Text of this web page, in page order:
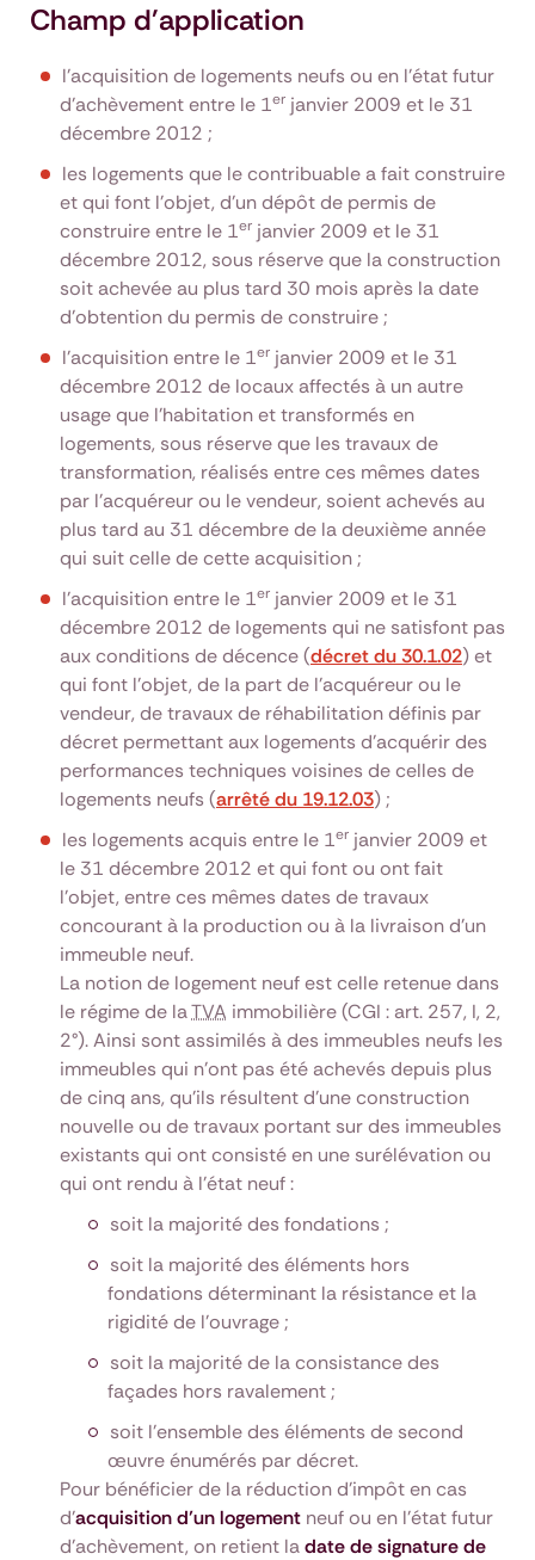
Champ d'application
l'acquisition de logements neufs ou en l’état futur
d’achèvement entre le 1er janvier 2009 et le 31
décembre 2012 ;
les logements que le contribuable a fait construire
et qui font l'objet, d'un dépôt de permis de
construire entre le 1er janvier 2009 et le 31
décembre 2012, sous réserve que la construction
soit achevée au plus tard 30 mois après la date
d'obtention du permis de construire ;
l'acquisition entre le 1er janvier 2009 et le 31
décembre 2012 de locaux affectés à un autre
usage que l'habitation et transformés en
logements, sous réserve que les travaux de
transformation, réalisés entre ces mêmes dates
par l'acquéreur ou le vendeur, soient achevés au
plus tard au 31 décembre de la deuxième année
qui suit celle de cette acquisition ;
l'acquisition entre le 1er janvier 2009 et le 31
décembre 2012 de logements qui ne satisfont pas
aux conditions de décence (décret du 30.1.02) et
qui font l'objet, de la part de l'acquéreur ou le
vendeur, de travaux de réhabilitation définis par
décret permettant aux logements d'acquérir des
performances techniques voisines de celles de
logements neufs (arrêté du 19.12.03) ;
les logements acquis entre le 1er janvier 2009 et
le 31 décembre 2012 et qui font ou ont fait
l’objet, entre ces mêmes dates de travaux
concourant à la production ou à la livraison d’un
immeuble neuf.
La notion de logement neuf est celle retenue dans
le régime de laTVA immobilière (CGI : art. 257, I, 2,
2°). Ainsi sont assimilés à des immeubles neufs les
immeubles qui n’ont pas été achevés depuis plus
de cinq ans, qu'ils résultent d'une construction
nouvelle ou de travaux portant sur des immeubles
existants qui ont consisté en une surélévation ou
qui ont rendu à l'état neuf :
soit la majorité des fondations ;
soit la majorité des éléments hors
fondations déterminant la résistance et la
rigidité de l'ouvrage ;
soit la majorité de la consistance des
façades hors ravalement ;
soit l'ensemble des éléments de second
œuvre énumérés par décret.
Pour bénéficier de la réduction d’impôt en cas
d’acquisition d’un logement neuf ou en l’état futur
d’achèvement, on retient ladate de signature de